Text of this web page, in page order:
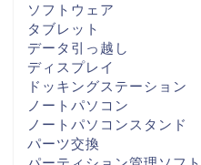
ソフトウェア
タブレット
データ引っ越し
ディスプレイ
ドッキングステーション
ノートパソコン
ノートパソコンスタンド
パーツ交換